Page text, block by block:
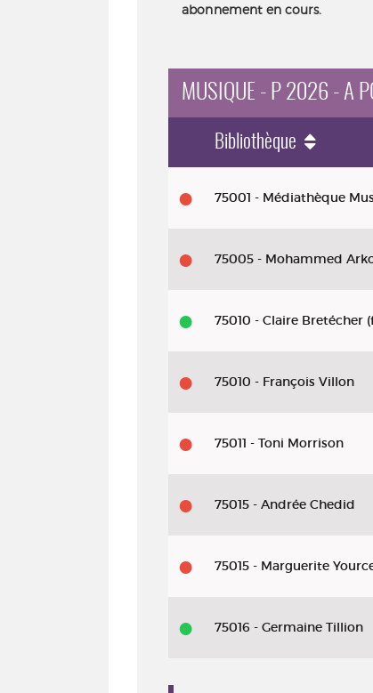
abonnement en cours.
MUSIQUE - P 2026 - A
2026
Bibliothèque
75001 - Médiathèque
75005 - Mohammed
75010 - Claire Bretécher
75010 - François Villon
75011 - Toni Morrison
75015 - Andrée Chedid
75015 - Marguerite
75016 - Germaine Tillion